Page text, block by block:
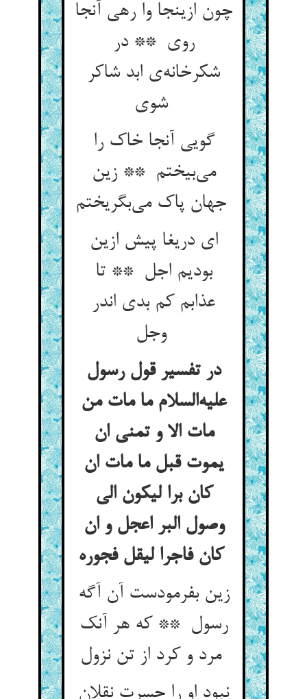
چون ازینجا وا رهی آنجا
روی ** در
شکرخانه‌ی ابد شاکر
شوی
گویی آنجا خاک را
می‌بیختم ** زین
ای دریغا پیش ازین
بودیم اجل ** تا
عذابم کم بدی اندر
وجل
در تفسیر قول رسول
علیه‌السلام ما مات من
مات الا و تمنی ان
یموت قبل ما مات ان
کان برا لیکون الی
وصول البر اعجل و ان
کان فاجرا لیقل فجوره
زین بفرمودست آن آگه
رسول ** که هر آنک
مرد و کرد از تن نزول
نبود او را حسرت نقلان